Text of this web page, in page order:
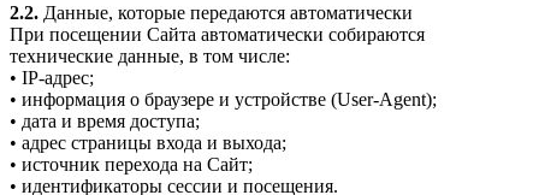
2.2. Данные, которые передаются автоматически
При посещении Сайта автоматически собираются
технические данные, в том числе:
• IP-адрес;
• информация о браузере и устройстве (User-Agent);
• дата и время доступа;
• адрес страницы входа и выхода;
• источник перехода на Сайт;
• идентификаторы сессии и посещения.